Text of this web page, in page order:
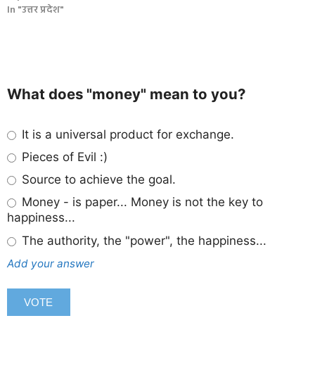
In "उत्तर प्रदेश"
What does "money" mean to you?
It is a universal product for exchange.
Pieces of Evil :)
Source to achieve the goal.
Money - is paper... Money is not the key to
happiness...
The authority, the "power", the happiness...
Add your answer